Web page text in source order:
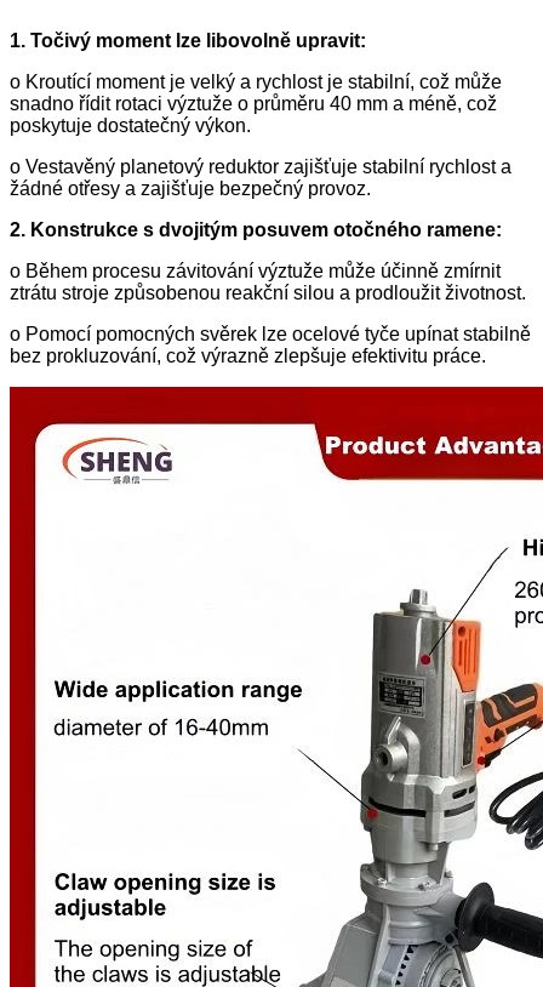
1. Točivý moment lze libovolně upravit:
o Kroutící moment je velký a rychlost je stabilní, což může
snadno řídit rotaci výztuže o průměru 40 mm a méně, což
poskytuje dostatečný výkon.
o Vestavěný planetový reduktor zajišťuje stabilní rychlost a
žádné otřesy a zajišťuje bezpečný provoz.
2. Konstrukce s dvojitým posuvem otočného ramene:
o Během procesu závitování výztuže může účinně zmírnit
ztrátu stroje způsobenou reakční silou a prodloužit životnost.
o Pomocí pomocných svěrek lze ocelové tyče upínat stabilně
bez prokluzování, což výrazně zlepšuje efektivitu práce.